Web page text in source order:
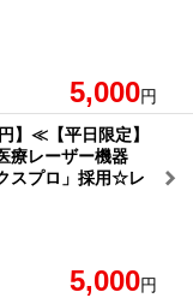
5,000円
】≪【平日限定】
療レーザー機器
スプロ」採用☆レ
5,000円